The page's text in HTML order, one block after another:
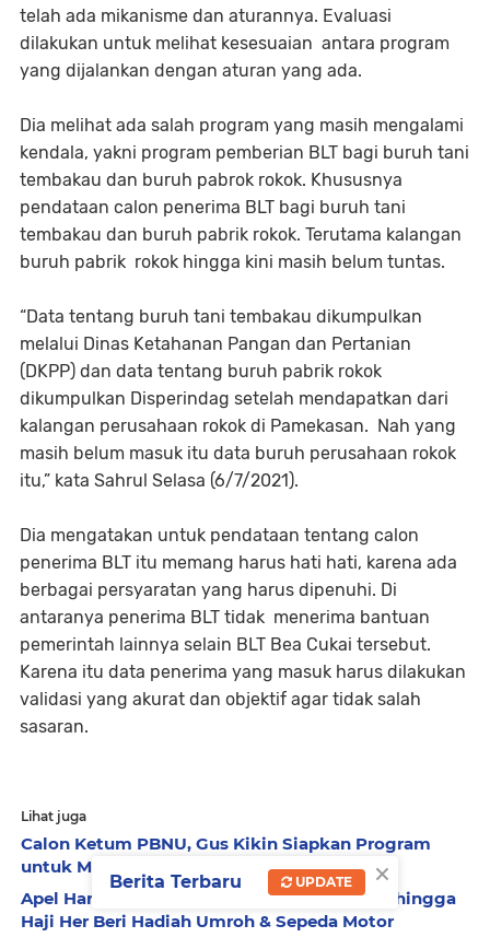
telah ada mikanisme dan aturannya. Evaluasi
dilakukan untuk melihat kesesuaian antara program
yang dijalankan dengan aturan yang ada.
Dia melihat ada salah program yang masih mengalami
kendala, yakni program pemberian BLT bagi buruh tani
tembakau dan buruh pabrok rokok. Khususnya
pendataan calon penerima BLT bagi buruh tani
tembakau dan buruh pabrik rokok. Terutama kalangan
buruh pabrik rokok hingga kini masih belum tuntas.
“Data tentang buruh tani tembakau dikumpulkan
melalui Dinas Ketahanan Pangan dan Pertanian
(DKPP) dan data tentang buruh pabrik rokok
dikumpulkan Disperindag setelah mendapatkan dari
kalangan perusahaan rokok di Pamekasan. Nah yang
masih belum masuk itu data buruh perusahaan rokok
itu,” kata Sahrul Selasa (6/7/2021).
Dia mengatakan untuk pendataan tentang calon
penerima BLT itu memang harus hati hati, karena ada
berbagai persyaratan yang harus dipenuhi. Di
antaranya penerima BLT tidak menerima bantuan
pemerintah lainnya selain BLT Bea Cukai tersebut.
Karena itu data penerima yang masuk harus dilakukan
validasi yang akurat dan objektif agar tidak salah
sasaran.
Lihat juga
Calon Ketum PBNU, Gus Kikin Siapkan Program
untuk Memajukan NU
Apel Hari Koperasi di Pamekasan, Gubernur hingga
Haji Her Beri Hadiah Umroh & Sepeda Motor
×
Berita Terbaru UPDATE